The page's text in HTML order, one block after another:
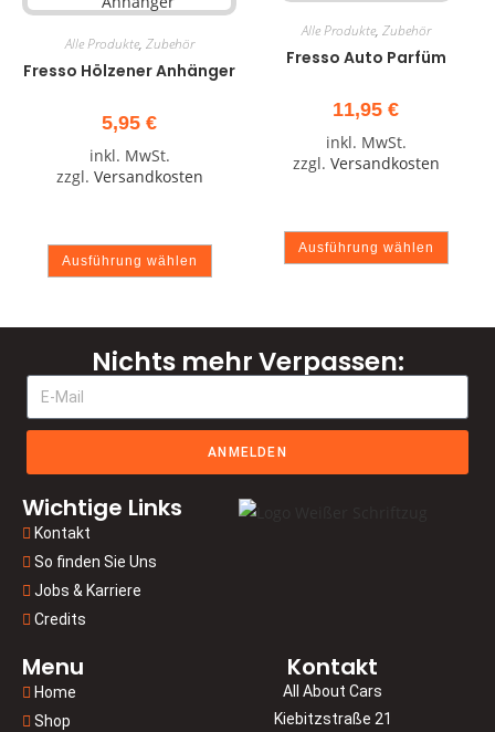
Alle Produkte, Zubehör
Fresso Hölzener Anhänger
5,95 €
inkl. MwSt.
zzgl. Versandkosten
Ausführung wählen
Alle Produkte, Zubehör
Fresso Auto Parfüm
11,95 €
inkl. MwSt.
zzgl. Versandkosten
Ausführung wählen
Nichts mehr Verpassen:
ANMELDEN
Wichtige Links
Kontakt
So finden Sie Uns
Jobs & Karriere
Credits
Menu
Home
Shop
Kontakt
All About Cars
Kiebitzstraße 21